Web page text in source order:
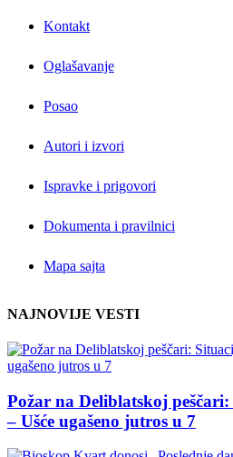
Kontakt
Oglašavanje
Posao
Autori i izvori
Ispravke i prigovori
Dokumenta i pravilnici
Mapa sajta
NAJNOVIJE VESTI
Požar na Deliblatskoj
– Ušće ugašeno jutros u 7